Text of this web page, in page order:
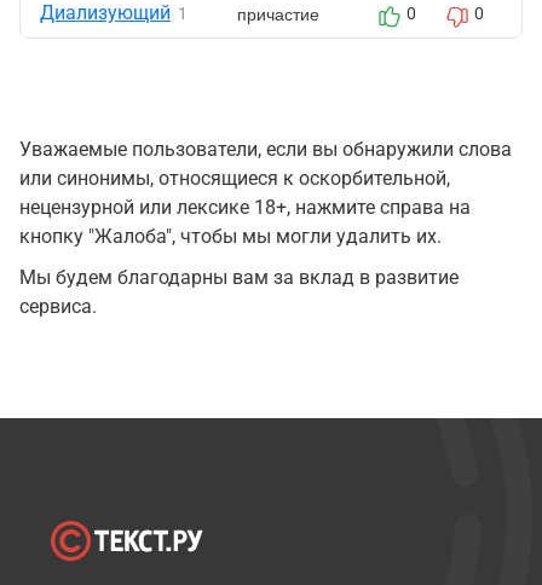
Диализующий 1 причастие 0 0
Уважаемые пользователи, если вы обнаружили слова
или синонимы, относящиеся к оскорбительной,
нецензурной или лексике 18+, нажмите справа на
кнопку "Жалоба", чтобы мы могли удалить их.
Мы будем благодарны вам за вклад в развитие
сервиса.